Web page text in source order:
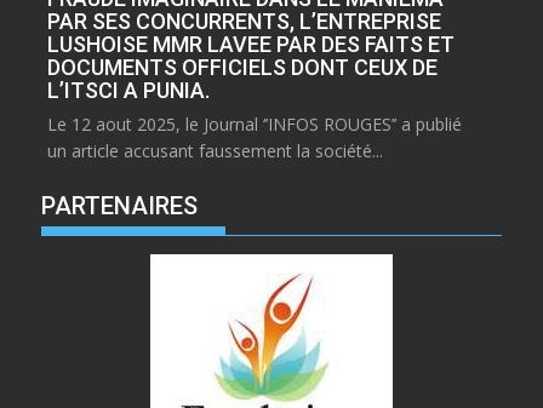
PAR SES CONCURRENTS, L’ENTREPRISE
LUSHOISE MMR LAVEE PAR DES FAITS ET
DOCUMENTS OFFICIELS DONT CEUX DE
L’ITSCI A PUNIA.
Le 12 aout 2025, le Journal ‘’INFOS ROUGES’’ a publié
un article accusant faussement la société...
PARTENAIRES